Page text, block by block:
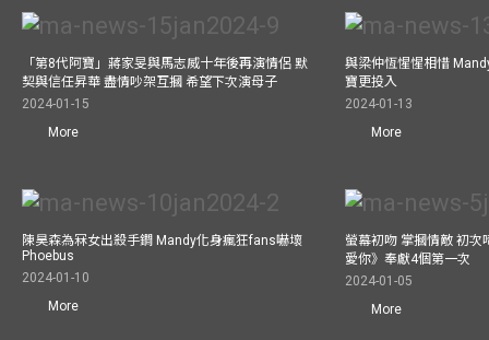
「第8代阿寶」蔣家旻與馬志威十年後再演情侶 默
契與信任昇華 盡情吵架互摑 希望下次演母子
2024-01-15
More
與梁仲恆惺惺相惜
寶更投入
2024-01-13
More
陳昊森為冧女出殺手鐧 Mandy化身瘋狂fans嚇壞
Phoebus
2024-01-10
More
螢幕初吻 掌摑情敵 初次
愛你》奉獻4個第一次
2024-01-05
More